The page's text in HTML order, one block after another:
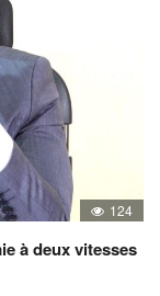
124
à deux vitesses